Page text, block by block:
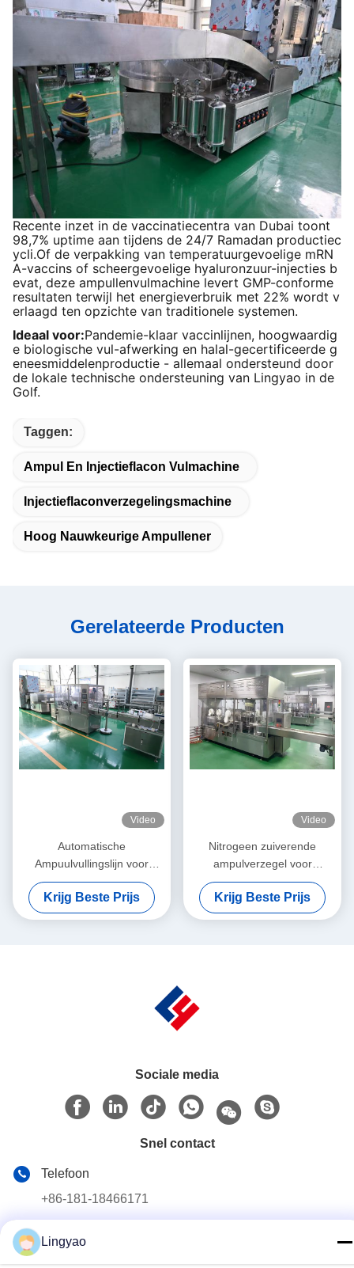
Recente inzet in de vaccinatiecentra van Dubai toont
98,7% uptime aan tijdens de 24/7 Ramadan productiec
ycli.Of de verpakking van temperatuurgevoelige mRN
A-vaccins of scheergevoelige hyaluronzuur-injecties b
evat, deze ampullenvulmachine levert GMP-conforme
resultaten terwijl het energieverbruik met 22% wordt v
erlaagd ten opzichte van traditionele systemen.
Ideaal voor:Pandemie-klaar vaccinlijnen, hoogwaardig
e biologische vul-afwerking en halal-gecertificeerde g
eneesmiddelenproductie - allemaal ondersteund door
de lokale technische ondersteuning van Lingyao in de
Golf.
Taggen:
Ampul En Injectieflacon Vulmachine
Injectieflaconverzegelingsmachine
Hoog Nauwkeurige Ampullener
Gerelateerde Producten
Video
Automatische
Ampuulvullingslijn voor
Collageen Regenerator
Solution, High Speed Filling
Line voor 1-20ml Ampules,
Krijg Beste Prijs
Video
Nitrogeen zuiverende
ampulverzegel voor
zuurstofgevoelige
biologische stoffen 1-10 ml,
hoge capaciteit met isolator
Krijg Beste Prijs
Sociale media
Snel contact
Telefoon
+86-181-18466171
Lingyao